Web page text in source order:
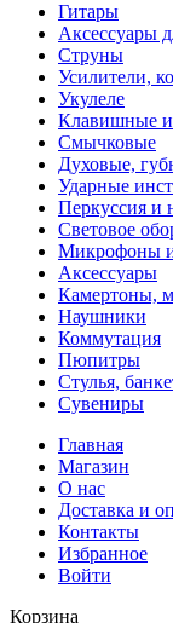
Гитары
Аксессуары
Струны
Усилители,
Укулеле
Клавишные
Смычковые
Духовые,
Ударные
Перкуссия и
Световое
Микрофоны
Аксессуары
Камертоны,
Наушники
Коммутация
Пюпитры
Стулья,
Сувениры
Главная
Магазин
О нас
Доставка и
Контакты
Избранное
Войти
Корзина